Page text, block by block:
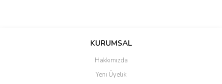
Bu ürüne ilk yorumu siz yapın!
Yorum Yaz
Ürün resmi kalitesiz, bozuk veya görüntülenemiyor.
KURUMSAL
Hakkımızda
Yeni Üyelik